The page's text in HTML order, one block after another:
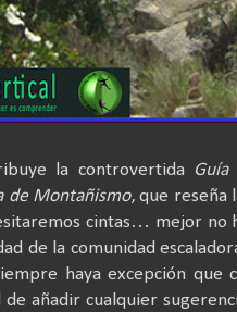
la controvertida
de Montañismo, que reseña
cintas… mejor no
de la comunidad
haya excepción
añadir cualquier